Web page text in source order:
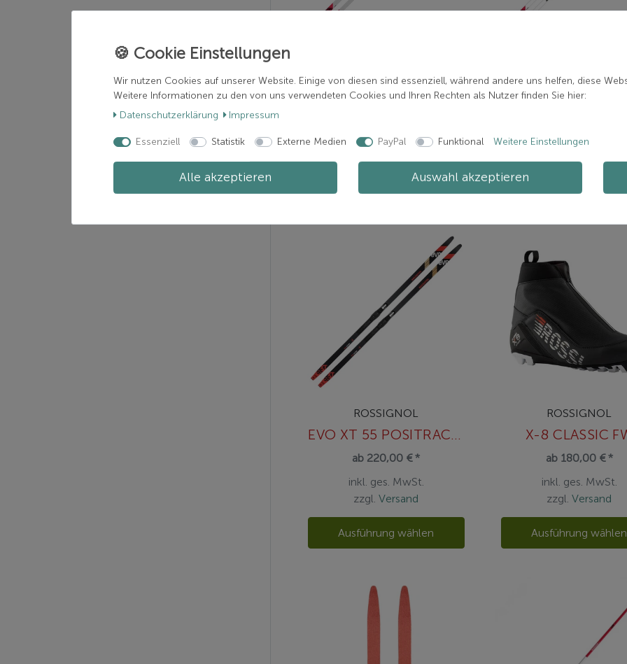
DELTA COMP SKT/RACE SKATE
zzgl.Versand
Ausführung wählen
zzgl.Versand
ROSSIGNOL
EVO XT 55 POSITRACK/TOUR SI
ab 220,00 € *
inkl. ges. MwSt.
zzgl.Versand
Ausführung wählen
ROSSIGNOL
X-8 CLASSIC
ab 180,00 € *
inkl. ges. MwSt.
zzgl.Versand
Ausführung wählen
Wir nutzen Cookies auf unserer Website. Einige von diesen sind essenziell, während andere uns helfen, diese
Weitere Informationen zu den von uns verwendeten Cookies und Ihren Rechten als Nutzer finden Sie hier:
Daten­schutz­erklärung
Impressum
Essenziell Statistik Externe Medien PayPal Funktional Weitere Einstellungen
Alle akzeptieren Auswahl akzeptieren